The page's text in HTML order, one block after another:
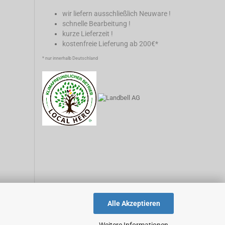
Alle Akzeptieren
wir liefern ausschließlich Neuware !
schnelle Bearbeitung !
kurze Lieferzeit !
kostenfreie Lieferung ab 200€*
* nur innerhalb Deutschland